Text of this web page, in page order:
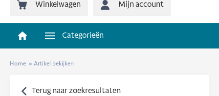
Winkelwagen Mijn account
Categorieën
Home » Artikel bekijken
Terug naar zoekresultaten